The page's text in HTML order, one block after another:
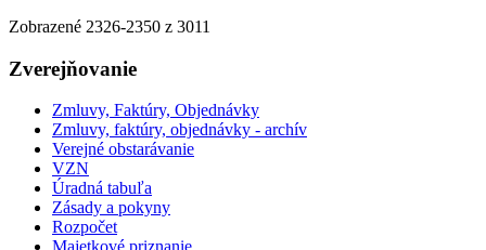
Zobrazené 2326-2350 z 3011
Zverejňovanie
Zmluvy, Faktúry, Objednávky
Zmluvy, faktúry, objednávky - archív
Verejné obstarávanie
VZN
Úradná tabuľa
Zásady a pokyny
Rozpočet